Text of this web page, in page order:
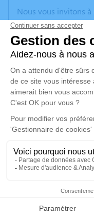
Faire-part
Nous vous invitons
vos condoléances,
anecdote ou
poèmes ou des
d'expression dédié à
LEYDIER.
Un service de
disponible ici.
Cérémonie
Eglise de